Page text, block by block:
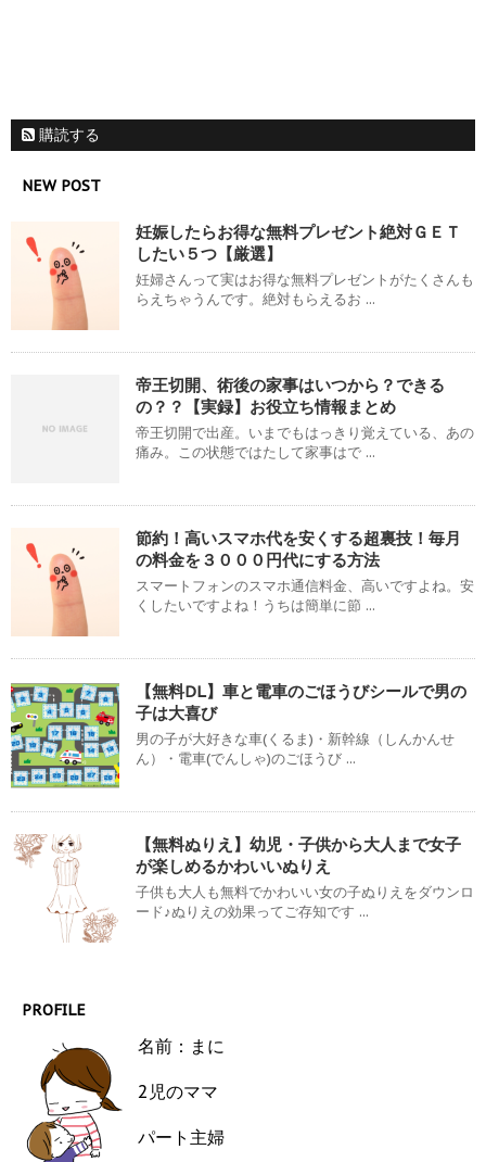
購読する
NEW POST
妊娠したらお得な無料プレゼント絶対ＧＥＴ
したい５つ【厳選】
妊婦さんって実はお得な無料プレゼントがたくさんも
らえちゃうんです。絶対もらえるお ...
帝王切開、術後の家事はいつから？できる
の？？【実録】お役立ち情報まとめ
帝王切開で出産。いまでもはっきり覚えている、あの
痛み。この状態ではたして家事はで ...
節約！高いスマホ代を安くする超裏技！毎月
の料金を３０００円代にする方法
スマートフォンのスマホ通信料金、高いですよね。安
くしたいですよね！うちは簡単に節 ...
【無料DL】車と電車のごほうびシールで男の
子は大喜び
男の子が大好きな車(くるま)・新幹線（しんかんせ
ん）・電車(でんしゃ)のごほうび ...
【無料ぬりえ】幼児・子供から大人まで女子
が楽しめるかわいいぬりえ
子供も大人も無料でかわいい女の子ぬりえをダウンロ
ード♪ぬりえの効果ってご存知です ...
PROFILE
名前：まに
2児のママ
パート主婦